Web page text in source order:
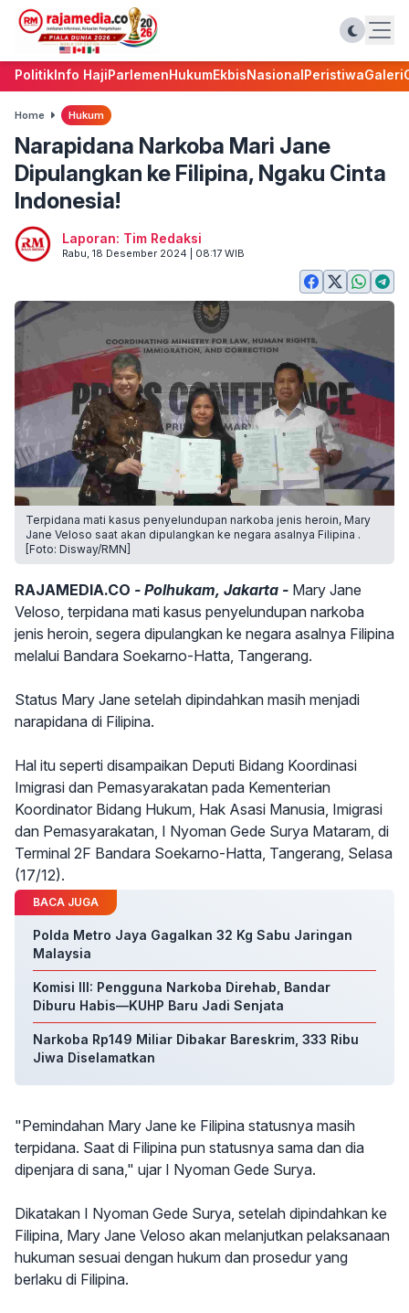
PolitikInfo HajiParlemenHukumEkbisNasionalPeristiwaGaleri
Home Hukum
Narapidana Narkoba Mari Jane
Dipulangkan ke Filipina, Ngaku Cinta
Indonesia!
Laporan: Tim Redaksi
Rabu, 18 Desember 2024 | 08:17 WIB
Terpidana mati kasus penyelundupan narkoba jenis heroin, Mary
Jane Veloso saat akan dipulangkan ke negara asalnya Filipina .
[Foto: Disway/RMN]
RAJAMEDIA.CO - Polhukam, Jakarta - Mary Jane
Veloso, terpidana mati kasus penyelundupan narkoba
jenis heroin, segera dipulangkan ke negara asalnya Filipina
melalui Bandara Soekarno-Hatta, Tangerang.
Status Mary Jane setelah dipindahkan masih menjadi
narapidana di Filipina.
Hal itu seperti disampaikan Deputi Bidang Koordinasi
Imigrasi dan Pemasyarakatan pada Kementerian
Koordinator Bidang Hukum, Hak Asasi Manusia, Imigrasi
dan Pemasyarakatan, I Nyoman Gede Surya Mataram, di
Terminal 2F Bandara Soekarno-Hatta, Tangerang, Selasa
(17/12).
BACA JUGA
Polda Metro Jaya Gagalkan 32 Kg Sabu Jaringan
Malaysia
Komisi III: Pengguna Narkoba Direhab, Bandar
Diburu Habis—KUHP Baru Jadi Senjata
Narkoba Rp149 Miliar Dibakar Bareskrim, 333 Ribu
Jiwa Diselamatkan
"Pemindahan Mary Jane ke Filipina statusnya masih
terpidana. Saat di Filipina pun statusnya sama dan dia
dipenjara di sana," ujar I Nyoman Gede Surya.
Dikatakan I Nyoman Gede Surya, setelah dipindahkan ke
Filipina, Mary Jane Veloso akan melanjutkan pelaksanaan
hukuman sesuai dengan hukum dan prosedur yang
berlaku di Filipina.